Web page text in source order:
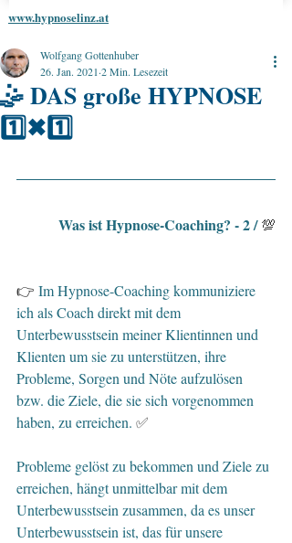
www.hypnoselinz.at
🤹 DAS große HYPNOSE
1️⃣✖1️⃣
Wolfgang Gottenhuber
26. Jan. 2021 2 Min. Lesezeit
Was ist Hypnose-Coaching? - 2 / 💯
👉 Im Hypnose-Coaching kommuniziere
ich als Coach direkt mit dem
Unterbewusstsein meiner Klientinnen und
Klienten um sie zu unterstützen, ihre
Probleme, Sorgen und Nöte aufzulösen
bzw. die Ziele, die sie sich vorgenommen
haben, zu erreichen. ✅
Probleme gelöst zu bekommen und Ziele zu
erreichen, hängt unmittelbar mit dem
Unterbewusstsein zusammen, da es unser
Unterbewusstsein ist, das für unsere